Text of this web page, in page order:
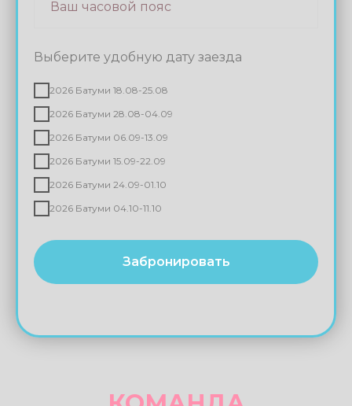
Выберите удобную дату заезда
2026 Батуми 18.08-25.08
2026 Батуми 28.08-04.09
2026 Батуми 06.09-13.09
2026 Батуми 15.09-22.09
2026 Батуми 24.09-01.10
2026 Батуми 04.10-11.10